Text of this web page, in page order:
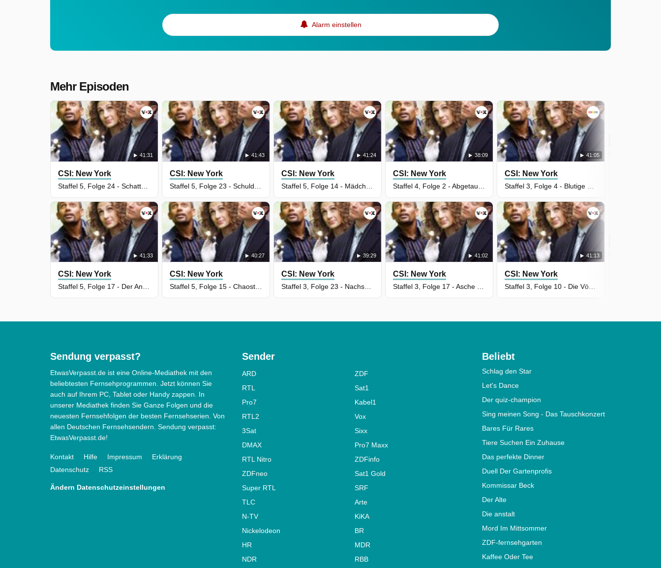
Alarm einstellen
Mehr Episoden
41:31
CSI: New York
41:43
CSI: New York
41:33
CSI: New York
40:27
CSI: New York
41:24
CSI: New York
38:09
CSI: New York
39:29
CSI: New York
41:02
CSI: New York
41:05
CSI: New York
41:13
CSI: New York
Sendung verpasst?
EtwasVerpasst.de ist eine Online-Mediathek mit den
beliebtesten Fernsehprogrammen. Jetzt können Sie
auch auf Ihrem PC, Tablet oder Handy zappen. In
unserer Mediathek finden Sie Ganze Folgen und die
neuesten Fernsehfolgen der besten Fernsehserien. Von
allen Deutschen Fernsehsendern. Sendung verpasst:
EtwasVerpasst.de!
Kontakt Hilfe Impressum
Erklärung
Datenschutz
RSS
Ändern Datenschutzeinstellungen
Sender
ARD
ZDF
RTL
Sat1
Pro7
Kabel1
RTL2
Vox
3Sat
Sixx
DMAX
Pro7 Maxx
RTL Nitro
ZDFinfo
ZDFneo
Sat1 Gold
Super RTL
SRF
TLC
Arte
N-TV
KiKA
Nickelodeon
BR
HR
MDR
NDR
RBB
Beliebt
Schlag den Star
Let's Dance
Der quiz-champion
Sing meinen Song - Das Tauschkonzert
Bares Für Rares
Tiere Suchen Ein Zuhause
Das perfekte Dinner
Duell Der Gartenprofis
Kommissar Beck
Der Alte
Die anstalt
Mord Im Mittsommer
ZDF-fernsehgarten
Kaffee Oder Tee